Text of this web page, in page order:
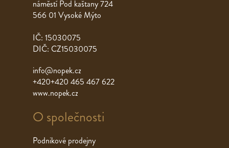
náměstí Pod kaštany 724
566 01 Vysoké Mýto
IČ: 15030075
DIČ: CZ15030075
info@nopek.cz
+420+420 465 467 622
www.nopek.cz
O společnosti
Podnikové prodejny